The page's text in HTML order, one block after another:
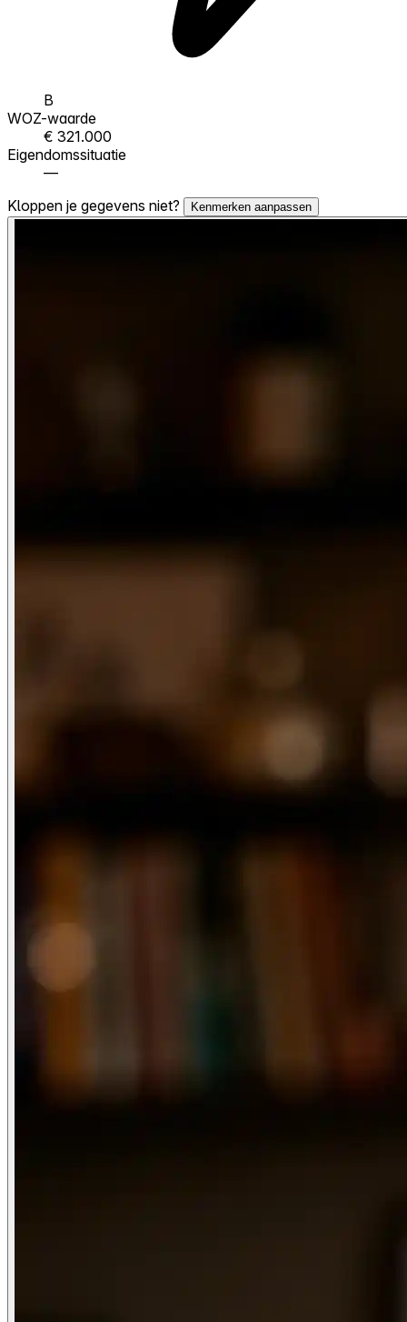
B
WOZ-waarde
€ 321.000
Eigendomssituatie
—
Kloppen je gegevens niet?
Kenmerken aanpassen